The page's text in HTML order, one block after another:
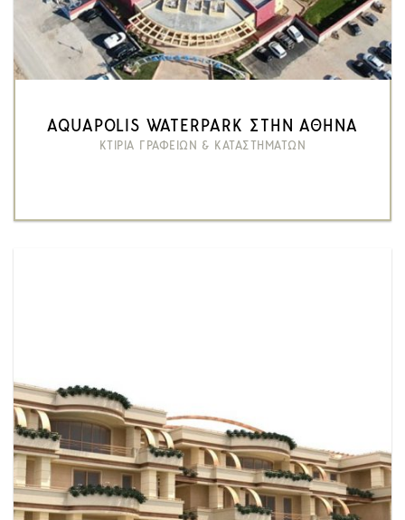
AQUAPOLIS WATERPARK ΣΤΗΝ ΑΘΗΝΑ
ΚΤΙΡΙΑ ΓΡΑΦΕΙΩΝ & ΚΑΤΑΣΤΗΜΑΤΩΝ